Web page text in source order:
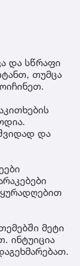
და სწრაფი
თუმცა
და
მეტი
ინტუიცია